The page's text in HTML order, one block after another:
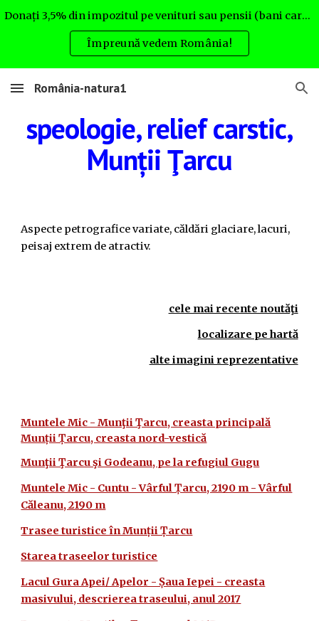
Skip to main content
Donați 3,5% din impozitul pe venituri sau pensii (bani care altfel nu rămân la Dvs.) pentru România natura. Uite cum:
Împreună vedem România!
România-natura1
speologie, relief carstic,
Munții Ţarcu
Aspecte petrografice variate, căldări glaciare, lacuri,
peisaj extrem de atractiv.
cele mai recente noutăţi
localizare pe hartă
alte imagini reprezentative
Muntele Mic - Munţii Ţarcu, creasta principală
Munții Țarcu, creasta nord-vestică
Munţii Ţarcu şi Godeanu, pe la refugiul Gugu
Muntele Mic - Cuntu - Vârful Țarcu, 2190 m - Vârful
Căleanu, 2190 m
Trasee turistice în Munții Țarcu
Starea traseelor turistice
Lacul Gura Apei/ Apelor - Șaua Iepei - creasta
masivului, descrierea traseului, anul 2017